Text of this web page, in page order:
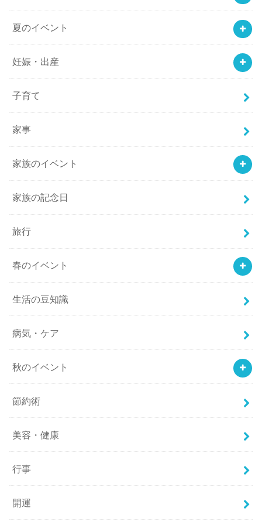
夏のイベント
妊娠・出産
子育て
家事
家族のイベント
家族の記念日
旅行
春のイベント
生活の豆知識
病気・ケア
秋のイベント
節約術
美容・健康
行事
開運